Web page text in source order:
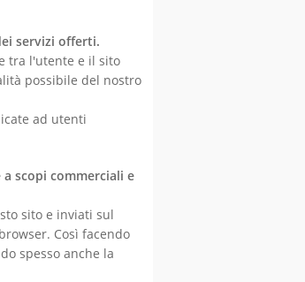
servizi offerti.
tra l'utente e il sito
possibile del nostro
ad utenti
scopi commerciali e
sito e inviati sul
Così facendo
spesso anche la